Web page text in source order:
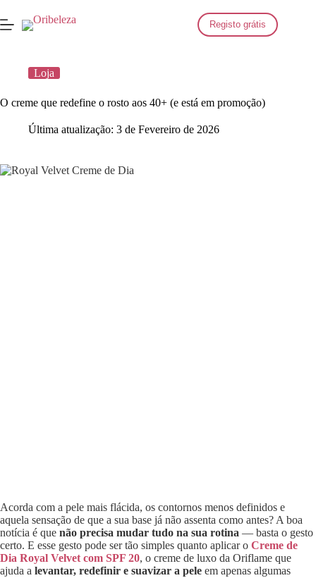
para
o
Registo grátis
Loja
O creme que redefine o rosto aos 40+ (e está em promoção)
Última atualização: 3 de Fevereiro de 2026
Acorda com a pele mais flácida, os contornos menos definidos e
aquela sensação de que a sua base já não assenta como antes? A boa
notícia é que não precisa mudar tudo na sua rotina — basta o gesto
certo. E esse gesto pode ser tão simples quanto aplicar o Creme de
Dia Royal Velvet com SPF 20, o creme de luxo da Oriflame que
ajuda a levantar, redefinir e suavizar a pele em apenas algumas